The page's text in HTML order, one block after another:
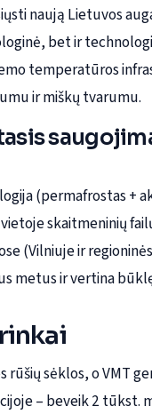
naują Lietuvos
bet ir
temperatūros
ir miškų tvarumu.
(permafrostas +
skaitmeninių
(Vilniuje ir
metus ir vertina
sėklos, o VMT
– beveik 2 tūkst.